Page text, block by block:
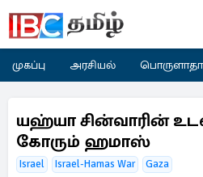
முகப்பு அரசியல்
யஹ்யா சின்வாரின்
கோரும் ஹமாஸ்
Israel Israel-Hamas War
Gaza